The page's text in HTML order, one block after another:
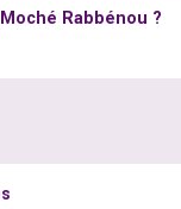
Rabbénou ?